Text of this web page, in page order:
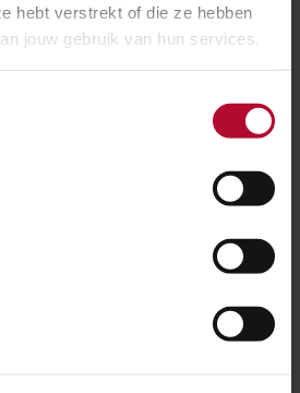
hebt verstrekt of die ze hebben
jouw gebruik van hun services.
nieuws